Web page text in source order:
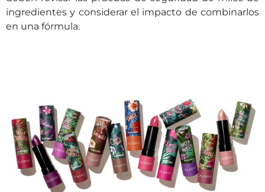
ingredientes y considerar el impacto de combinarlos
en una fórmula.